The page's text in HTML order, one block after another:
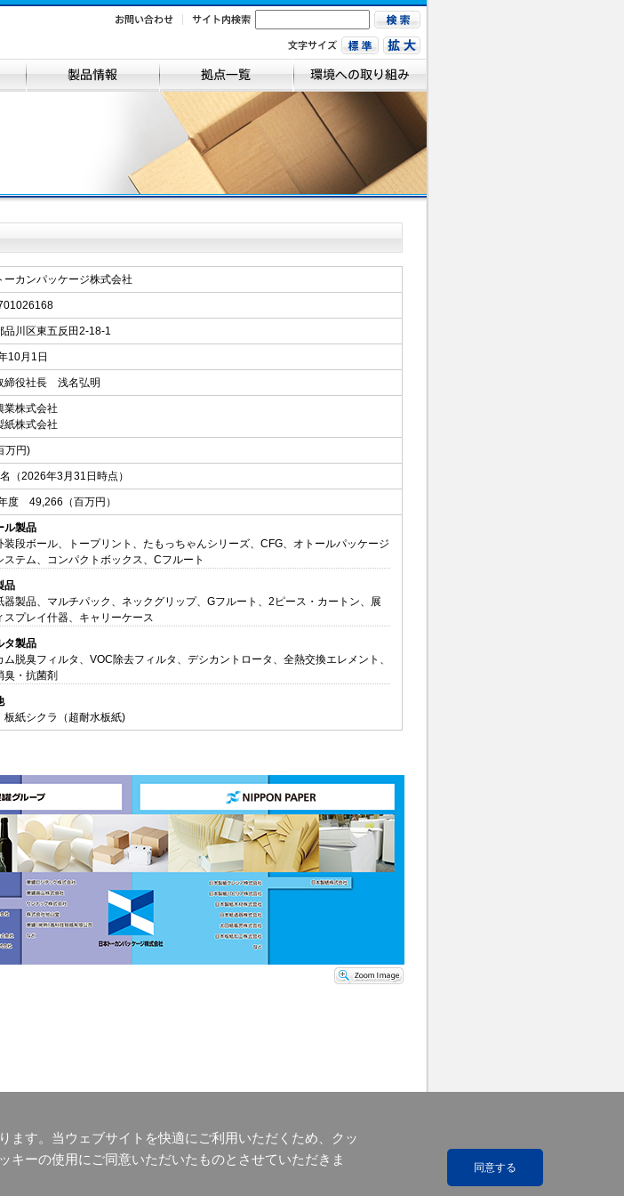
ーカンパッケージ株式会社
品川区東五反田2-18-1
10月1日
締役社長 浅名弘明
業株式会社
紙株式会社
万円)
（2026年3月31日時点）
度 49,266（百万円）
ル製品
装段ボール、トープリント、たもっちゃんシリーズ、CFG、オトールパッケージ
ステム、コンパクトボックス、Cフルート
品
器製品、マルチパック、ネックグリップ、Gフルート、2ピース・カートン、展
スプレイ什器、キャリーケース
タ製品
ム脱臭フィルタ、VOC除去フィルタ、デシカントロータ、全熱交換エレメント、
臭・抗菌剤
板紙シクラ（超耐水板紙)
情報
ます。当ウェブサイトを快適にご利用いただくため、クッ
ーの使用にご同意いただいたものとさせていただきま
同意する